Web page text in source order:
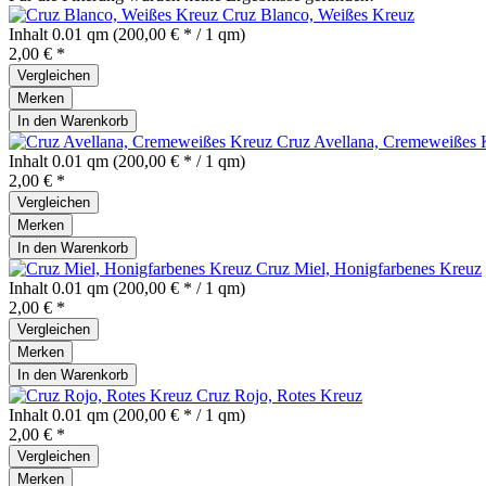
Cruz Blanco, Weißes Kreuz
Inhalt 0.01 qm (200,00 € * / 1 qm)
2,00 € *
Vergleichen
Merken
In den Warenkorb
Cruz Avellana, Cremeweißes
Inhalt 0.01 qm (200,00 € * / 1 qm)
2,00 € *
Vergleichen
Merken
In den Warenkorb
Cruz Miel, Honigfarbenes Kreuz
Inhalt 0.01 qm (200,00 € * / 1 qm)
2,00 € *
Vergleichen
Merken
In den Warenkorb
Cruz Rojo, Rotes Kreuz
Inhalt 0.01 qm (200,00 € * / 1 qm)
2,00 € *
Vergleichen
Merken